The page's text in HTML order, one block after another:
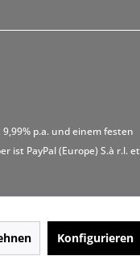
p.a. und einem festen
ist PayPal (Europe) S.à r.l. et
Konfigurieren